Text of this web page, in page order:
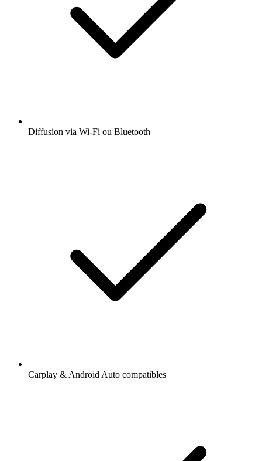
Diffusion via Wi-Fi ou Bluetooth
Carplay & Android Auto compatibles